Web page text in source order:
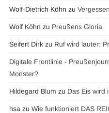
Wolf-Dietrich Köhn zu
Wolf Köhn zu Preußens Gloria
Seifert Dirk zu Ruf wird lauter:
Digitale Frontlinie -
Monster?
Hildegard Blum zu Das Eis wird
hsa zu Wie funktioniert DAS